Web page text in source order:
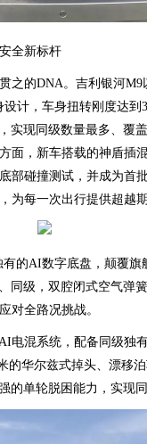
全新标杆
的DNA。吉利银河M9
计，车身扭转刚度达到
实现同级数量最多、覆
面，新车搭载的神盾插
部碰撞测试，并成为首
为每一次出行提供超越
AI数字底盘，颠覆旗
同级，双腔闭式空气弹
对全路况挑战。
混系统，配备同级独
的华尔兹式掉头、漂移
的单轮脱困能力，实现